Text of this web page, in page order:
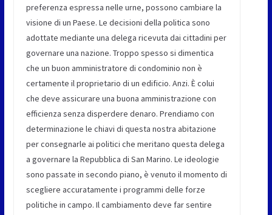
preferenza espressa nelle urne, possono cambiare la
visione di un Paese. Le decisioni della politica sono
adottate mediante una delega ricevuta dai cittadini per
governare una nazione. Troppo spesso si dimentica
che un buon amministratore di condominio non è
certamente il proprietario di un edificio. Anzi. È colui
che deve assicurare una buona amministrazione con
efficienza senza disperdere denaro. Prendiamo con
determinazione le chiavi di questa nostra abitazione
per consegnarle ai politici che meritano questa delega
a governare la Repubblica di San Marino. Le ideologie
sono passate in secondo piano, è venuto il momento di
scegliere accuratamente i programmi delle forze
politiche in campo. Il cambiamento deve far sentire